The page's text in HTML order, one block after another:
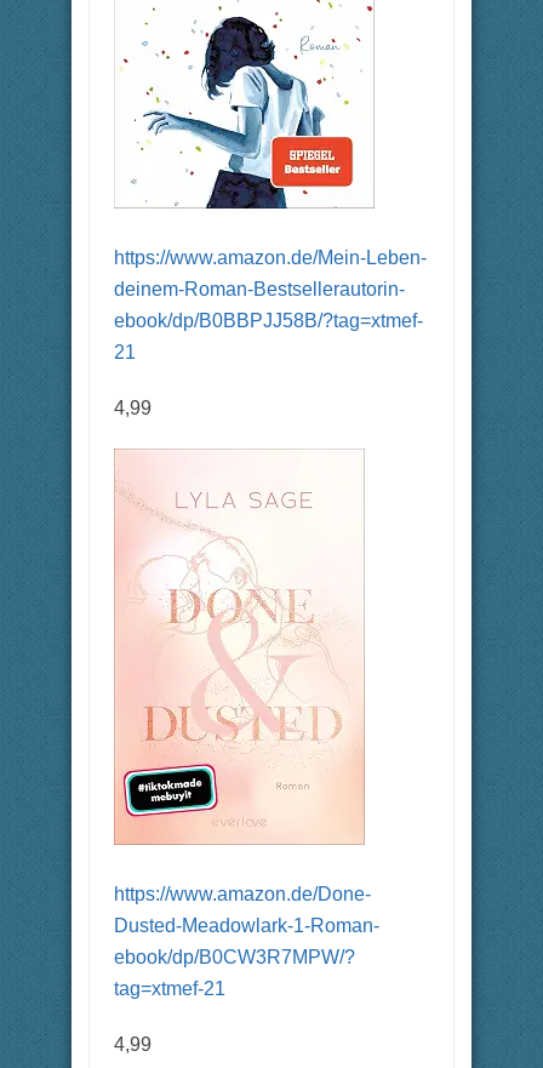
https://www.amazon.de/Mein-Leben-
deinem-Roman-Bestsellerautorin-
ebook/dp/B0BBPJJ58B/?tag=xtmef-
21
4,99
https://www.amazon.de/Done-
Dusted-Meadowlark-1-Roman-
ebook/dp/B0CW3R7MPW/?
tag=xtmef-21
4,99